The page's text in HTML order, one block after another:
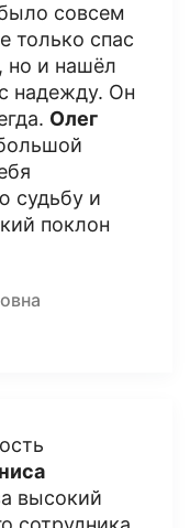
совсем
только спас
но и нашёл
надежду. Он
Олег
судьбу и
поклон
высокий